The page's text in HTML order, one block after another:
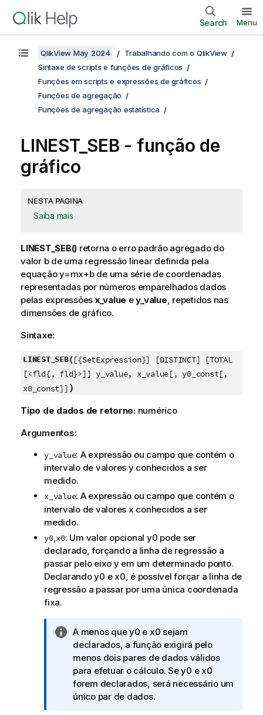
Search Menu
QlikView May 2024
Trabalhando com o QlikView
Sintaxe de scripts e funções de gráficos
Funções em scripts e expressões de gráficos
Funções de agregação
Funções de agregação estatística
LINEST_SEB - função de
gráfico
NESTA PÁGINA
Saiba mais
LINEST_SEB() retorna o erro padrão agregado do
valor bde uma regressão linear definida pela
equaçãoy=mx+bde uma série de coordenadas
representadas por números emparelhados dados
pelas expressões x_value ey_value, repetidos nas
dimensões de gráfico.
Sintaxe:
LINEST_SEB([{SetExpression}] [DISTINCT] [TOTAL
[<fld{, fld}>]] y_value, x_value[, y0_const[,
x0_const]] )
Tipo de dados de retorno: numérico
Argumentos:
y_value: A expressão ou campo que contém o
intervalo de valores yconhecidos a ser
medido.
x_value: A expressão ou campo que contém o
intervalo de valores x conhecidos a ser
medido.
y0,x0: Um valor opcional y0 pode ser
declarado, forçando a linha de regressão a
passar pelo eixo y em um determinado ponto.
Declarandoy0 e x0, é possível forçar a linha de
regressão a passar por uma única coordenada
fixa.
N
o
t
a
i
n
A menos quey0 e x0 sejam
declarados, a função exigirá pelo
menos dois pares de dados válidos
para efetuar o cálculo. Sey0 e x0
forem declarados, será necessário um
único par de dados.